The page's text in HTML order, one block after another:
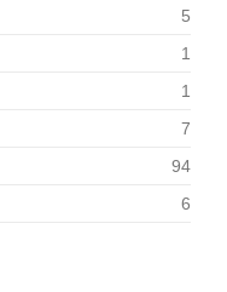
5
1
1
7
94
6